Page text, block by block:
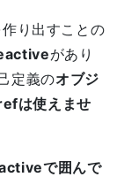
り出すことの
があり
定義のオブジ
は使えませ
で囲んで